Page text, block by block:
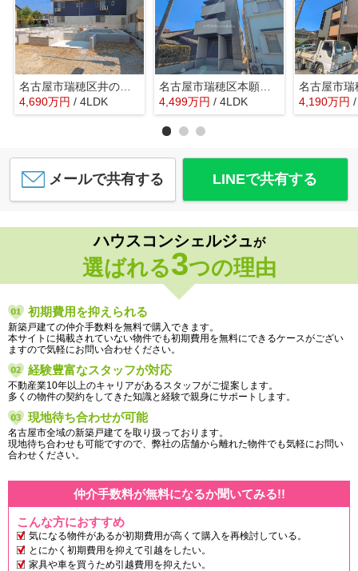
名古屋市瑞穂区井の元町19【仲介手数料無料】新築一戸建て 1号棟
4,690万円 / 4LDK
名古屋市瑞穂区本願寺町１丁目16【仲介手数料無料】新築一戸建て 1号棟
4,499万円 / 4LDK 4,190万円
メールで共有する LINEで共有する
ハウスコンシェルジュが
選ばれる3つの理由
初期費用を抑えられる
新築戸建ての仲介手数料を無料で購入できます。
本サイトに掲載されていない物件でも初期費用を無料にできるケースがござい
ますので気軽にお問い合わせください。
経験豊富なスタッフが対応
不動産業10年以上のキャリアがあるスタッフがご提案します。
多くの物件の契約をしてきた知識と経験で親身にサポートします。
現地待ち合わせが可能
名古屋市全域の新築戸建てを取り扱っております。
現地待ち合わせも可能ですので、弊社の店舗から離れた物件でも気軽にお問い
合わせください。
仲介手数料が無料になるか聞いてみる!!
こんな方におすすめ
気になる物件があるが初期費用が高くて購入を再検討している。
とにかく初期費用を抑えて引越をしたい。
家具や車を買うため引越費用を抑えたい。